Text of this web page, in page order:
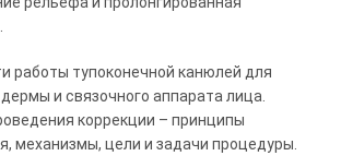
работы тупоконечной канюлей для
и связочного аппарата лица.
коррекции – принципы
механизмы, цели и задачи процедуры.